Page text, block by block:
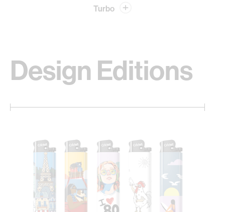
Turbo
Design Editions